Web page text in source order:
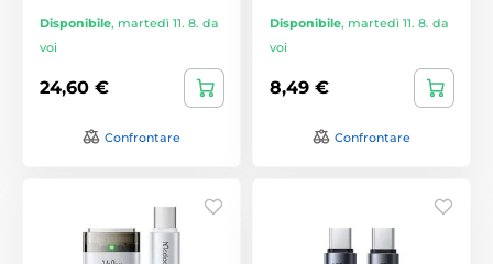
Disponibile, martedì 11. 8. da
voi
24,60 €
Confrontare
Disponibile, martedì 11. 8. da
voi
8,49 €
Confrontare